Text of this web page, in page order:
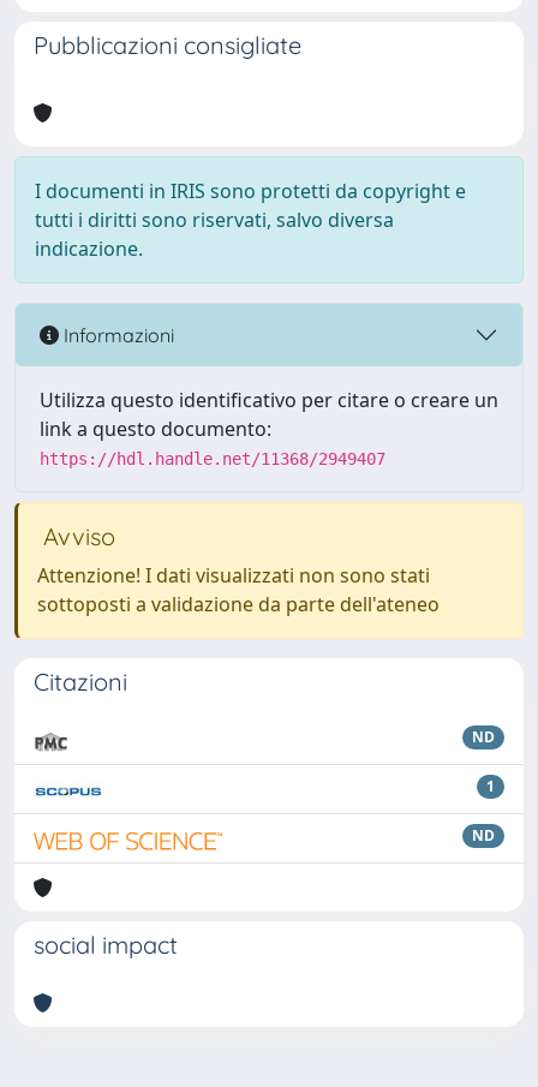
Pubblicazioni consigliate
I documenti in IRIS sono protetti da copyright e
tutti i diritti sono riservati, salvo diversa
indicazione.
Informazioni
Utilizza questo identificativo per citare o creare un
link a questo documento:
https://hdl.handle.net/11368/2949407
Avviso
Attenzione! I dati visualizzati non sono stati
sottoposti a validazione da parte dell'ateneo
Citazioni
ND
1
ND
social impact